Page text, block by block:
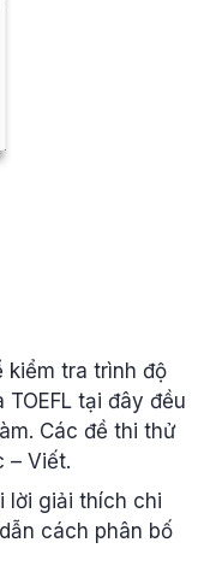
kiểm tra trình độ
tại đây đều
Các đề thi thử
– Viết.
lời giải thích chi
cách phân bố